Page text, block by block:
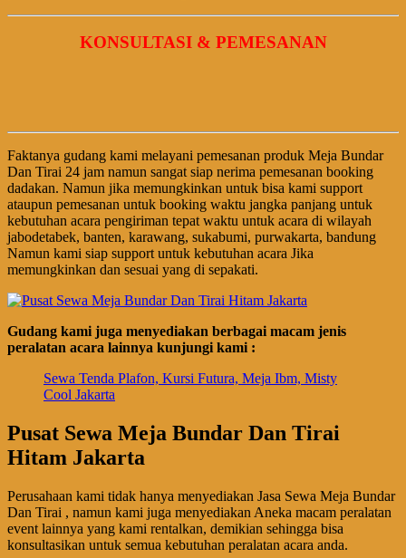
KONSULTASI & PEMESANAN
Faktanya gudang kami melayani pemesanan produk Meja Bundar
Dan Tirai 24 jam namun sangat siap nerima pemesanan booking
dadakan. Namun jika memungkinkan untuk bisa kami support
ataupun pemesanan untuk booking waktu jangka panjang untuk
kebutuhan acara pengiriman tepat waktu untuk acara di wilayah
jabodetabek, banten, karawang, sukabumi, purwakarta, bandung
Namun kami siap support untuk kebutuhan acara Jika
memungkinkan dan sesuai yang di sepakati.
Gudang kami juga menyediakan berbagai macam jenis
peralatan acara lainnya kunjungi kami :
Sewa Tenda Plafon, Kursi Futura, Meja Ibm, Misty
Cool Jakarta
Pusat Sewa Meja Bundar Dan Tirai
Hitam Jakarta
Perusahaan kami tidak hanya menyediakan Jasa Sewa Meja Bundar
Dan Tirai , namun kami juga menyediakan Aneka macam peralatan
event lainnya yang kami rentalkan, demikian sehingga bisa
konsultasikan untuk semua kebutuhan peralatan acara anda.